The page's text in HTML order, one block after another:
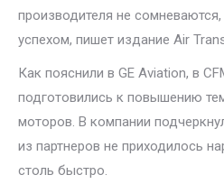
производителя не
успехом, пишет издание Air
Как пояснили в GE Aviation, в
подготовились к повышению
моторов. В компании
из партнеров не приходилось
столь быстро.